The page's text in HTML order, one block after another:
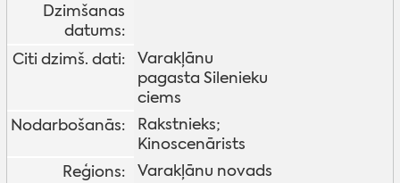
Dzimšanas
datums:
Citi dzimš. dati:
Varakļānu
pagasta Silenieku
ciems
Nodarbošanās:
Rakstnieks;
Kinoscenārists
Reģions:
Varakļānu novads